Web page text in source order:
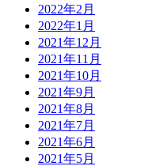
2022年2月
2022年1月
2021年12月
2021年11月
2021年10月
2021年9月
2021年8月
2021年7月
2021年6月
2021年5月